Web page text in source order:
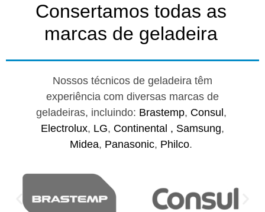
Consertamos todas as
marcas de geladeira
Nossos técnicos de geladeira têm
experiência com diversas marcas de
geladeiras, incluindo: Brastemp, Consul ,
Electrolux, LG, Continental , Samsung,
Midea, Panasonic, Philco.